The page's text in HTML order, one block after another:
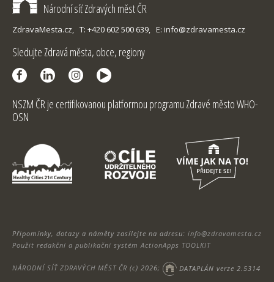
Národní síť Zdravých měst ČR
ZdravaMesta.cz, T: +420 602 500 639, E: info@zdravamesta.cz
Sledujte Zdravá města, obce, regiony
NSZM ČR je certifikovanou platformou programu Zdravé město WHO-
OSN
Připomínky, dotazy a náměty zasílejte na adresu: info@zdravamesta.cz
Použit redakční a publikační systém ActionApps TOOLKIT
NÁRODNÍ SÍŤ ZDRAVÝCH MĚST ČR (c) 2026; DATAPLÁN verze 2.5314